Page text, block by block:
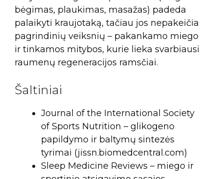
bėgimas, plaukimas, masažas) padeda
palaikyti kraujotaką, tačiau jos nepakeičia
pagrindinių veiksnių – pakankamo miego
ir tinkamos mitybos, kurie lieka svarbiausi
raumenų regeneracijos ramsčiai.
Šaltiniai
Journal of the International Society
of Sports Nutrition – glikogeno
papildymo ir baltymų sintezės
tyrimai (jissn.biomedcentral.com)
Sleep Medicine Reviews – miego ir